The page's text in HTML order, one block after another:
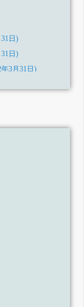
日)
日)
3月31日)
年3月31日)
3月31日)
31日)
31日)
3月31日)
31日)
3月31日)
31日)